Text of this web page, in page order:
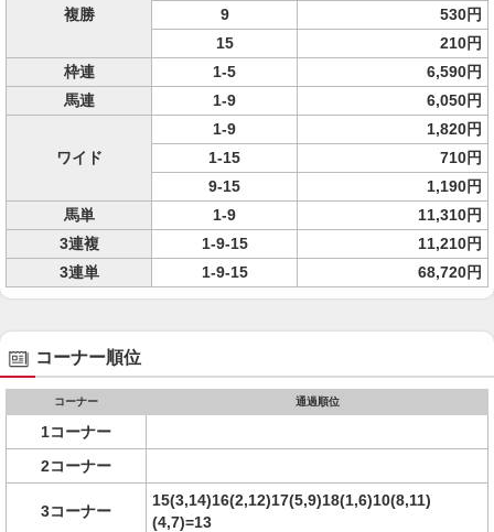
複勝
9
530円
15
210円
枠連
1-5
6,590円
馬連
1-9 6,050円
ワイド
1-9
1,820円
1-15
710円
9-15
1,190円
馬単
1-9
11,310円
3連複
1-9-15
11,210円
3連単
1-9-15 68,720円
コーナー順位
コーナー 通過順位
1コーナー
2コーナー
3コーナー
15(3,14)16(2,12)17(5,9)18(1,6)10(8,11)
(4,7)=13